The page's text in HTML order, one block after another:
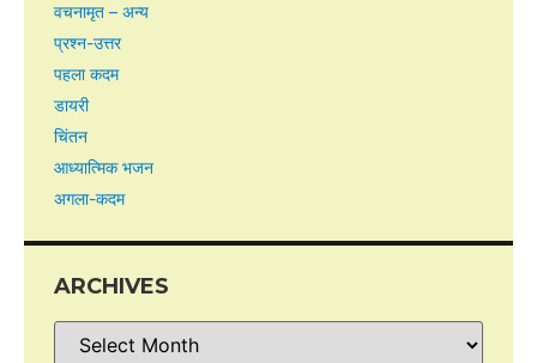
वचनामृत – अन्य
प्रश्न-उत्तर
पहला कदम
डायरी
चिंतन
आध्यात्मिक भजन
अगला-कदम
ARCHIVES